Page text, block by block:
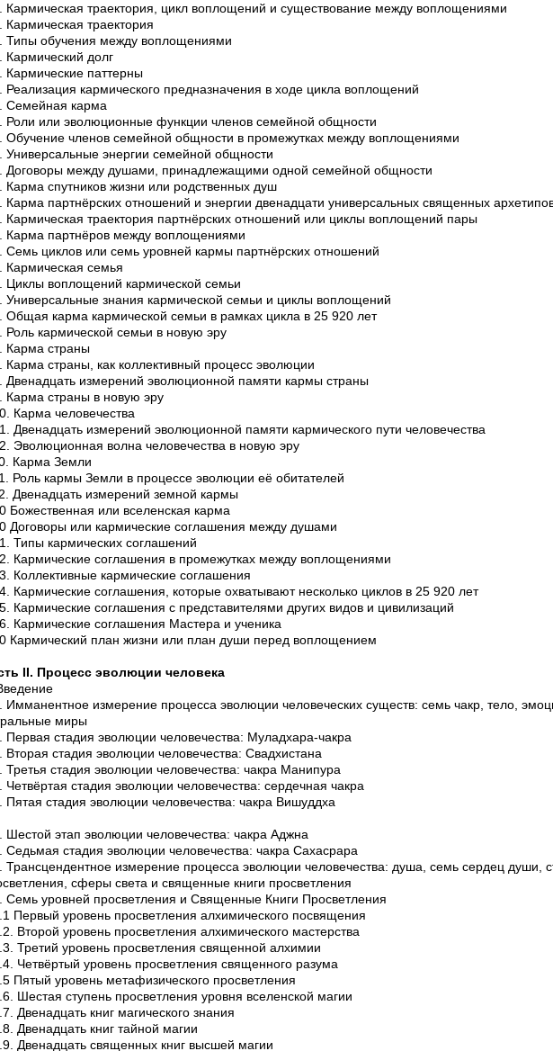
Кармическая траектория, цикл воплощений и существование между воплощениями
Кармическая траектория
Типы обучения между воплощениями
Кармический долг
Кармические паттерны
Реализация кармического предназначения в ходе цикла воплощений
Семейная карма
Роли или эволюционные функции членов семейной общности
Обучение членов семейной общности в промежутках между воплощениями
Универсальные энергии семейной общности
Договоры между душами, принадлежащими одной семейной общности
Карма спутников жизни или родственных душ
Карма партнёрских отношений и энергии двенадцати универсальных священных
Кармическая траектория партнёрских отношений или циклы воплощений пары
Карма партнёров между воплощениями
Семь циклов или семь уровней кармы партнёрских отношений
Кармическая семья
Циклы воплощений кармической семьи
Универсальные знания кармической семьи и циклы воплощений
Общая карма кармической семьи в рамках цикла в 25 920 лет
Роль кармической семьи в новую эру
Карма страны
Карма страны, как коллективный процесс эволюции
Двенадцать измерений эволюционной памяти кармы страны
Карма страны в новую эру
Карма человечества
Двенадцать измерений эволюционной памяти кармического пути человечества
Эволюционная волна человечества в новую эру
Карма Земли
Роль кармы Земли в процессе эволюции её обитателей
Двенадцать измерений земной кармы
Божественная или вселенская карма
Договоры или кармические соглашения между душами
Типы кармических соглашений
Кармические соглашения в промежутках между воплощениями
Коллективные кармические соглашения
Кармические соглашения, которые охватывают несколько циклов в 25 920 лет
Кармические соглашения с представителями других видов и цивилизаций
Кармические соглашения Мастера и ученика
Кармический план жизни или план души перед воплощением
II. Процесс эволюции человека
Имманентное измерение процесса эволюции человеческих существ: семь чакр, тело,
миры
Первая стадия эволюции человечества: Муладхара-чакра
Вторая стадия эволюции человечества: Свадхистана
Третья стадия эволюции человечества: чакра Манипура
Четвёртая стадия эволюции человечества: сердечная чакра
Пятая стадия эволюции человечества: чакра Вишуддха
Шестой этап эволюции человечества: чакра Аджна
Седьмая стадия эволюции человечества: чакра Сахасрара
Трансцендентное измерение процесса эволюции человечества: душа, семь сердец души,
сферы света и священные книги просветления
Семь уровней просветления и Священные Книги Просветления
Первый уровень просветления алхимического посвящения
Второй уровень просветления алхимического мастерства
Третий уровень просветления священной алхимии
Четвёртый уровень просветления священного разума
Пятый уровень метафизического просветления
Шестая ступень просветления уровня вселенской магии
Двенадцать книг магического знания
Двенадцать книг тайной магии
Двенадцать священных книг высшей магии